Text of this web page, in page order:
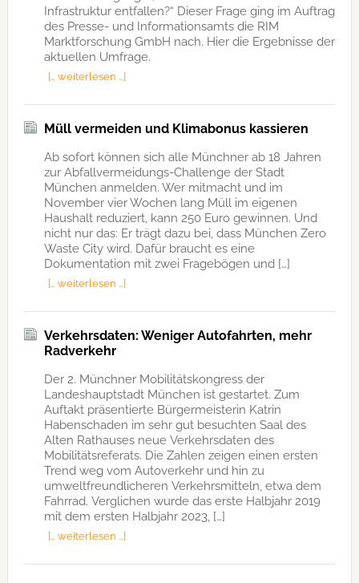
Infrastruktur entfallen?“ Dieser Frage ging im Auftrag
des Presse- und Informationsamts die RIM
Marktforschung GmbH nach. Hier die Ergebnisse der
aktuellen Umfrage.
[… weiterlesen …]
Müll vermeiden und Klimabonus kassieren
Ab sofort können sich alle Münchner ab 18 Jahren
zur Abfallvermeidungs-Challenge der Stadt
München anmelden. Wer mitmacht und im
November vier Wochen lang Müll im eigenen
Haushalt reduziert, kann 250 Euro gewinnen. Und
nicht nur das: Er trägt dazu bei, dass München Zero
Waste City wird. Dafür braucht es eine
Dokumentation mit zwei Fragebögen und […]
[… weiterlesen …]
Verkehrsdaten: Weniger Autofahrten, mehr
Radverkehr
Der 2. Münchner Mobilitätskongress der
Landeshauptstadt München ist gestartet. Zum
Auftakt präsentierte Bürgermeisterin Katrin
Habenschaden im sehr gut besuchten Saal des
Alten Rathauses neue Verkehrsdaten des
Mobilitätsreferats. Die Zahlen zeigen einen ersten
Trend weg vom Autoverkehr und hin zu
umweltfreundlicheren Verkehrsmitteln, etwa dem
Fahrrad. Verglichen wurde das erste Halbjahr 2019
mit dem ersten Halbjahr 2023, […]
[… weiterlesen …]